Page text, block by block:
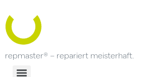
repmaster® – repariert meisterhaft.